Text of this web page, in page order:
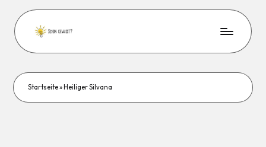
Startseite» Heiliger Silvana